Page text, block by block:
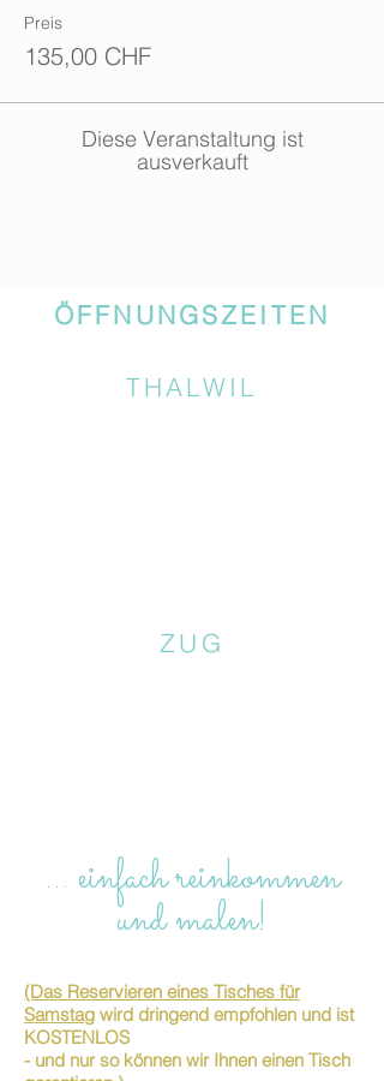
Preis
135,00 CHF
Diese Veranstaltung ist
ausverkauft
ÖFFNUNGSZEITEN
THALWIL
ZUG
… einfach reinkommen
und malen!
(Das Reservieren eines Tisches für
Samstag wird dringend empfohlen und ist
KOSTENLOS
- und nur so können wir Ihnen einen Tisch